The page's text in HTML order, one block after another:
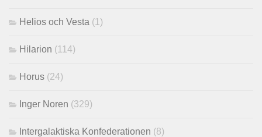
Helios och Vesta (1)
Hilarion (114)
Horus (24)
Inger Noren (329)
Intergalaktiska Konfederationen (8)